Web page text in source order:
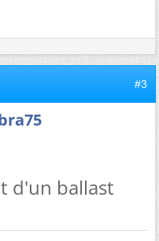
#3
d'un ballast